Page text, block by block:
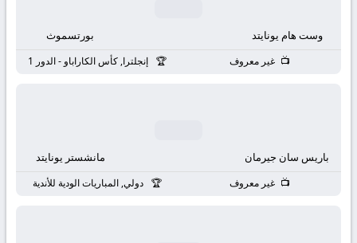
وست هام يونايتد بورتسموث
غير معروف إنجلترا, كأس الكاراباو - الدور 1
باريس سان جيرمان مانشستر يونايتد
غير معروف دولي, المباريات الودية للأندية